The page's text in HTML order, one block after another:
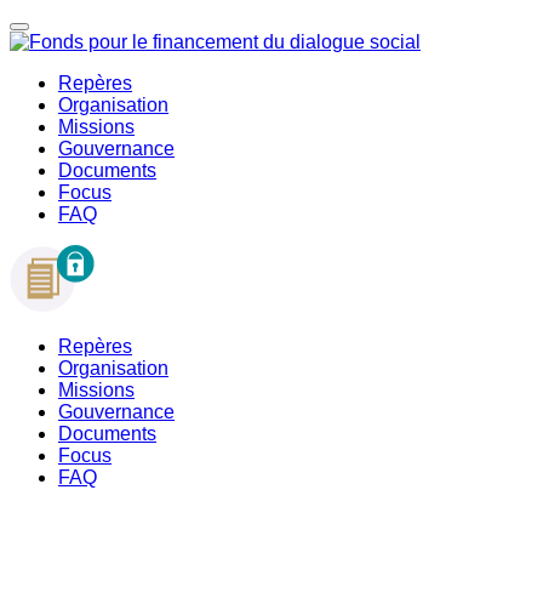
Repères
Organisation
Missions
Gouvernance
Documents
Focus
FAQ
Repères
Organisation
Missions
Gouvernance
Documents
Focus
FAQ